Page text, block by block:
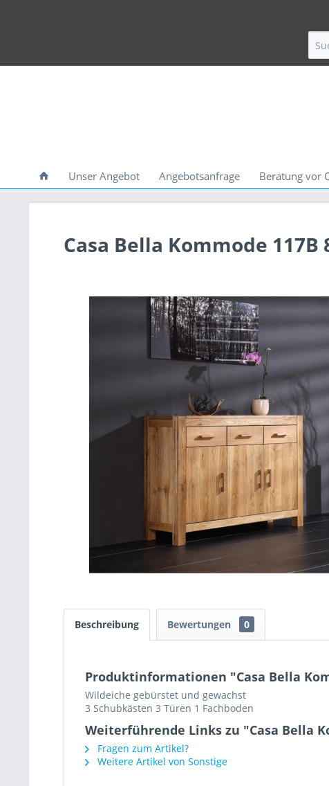
Unser Angebot Angebotsanfrage Beratung vor
Casa Bella Kommode 117B
Beschreibung Bewertungen 0
Produktinformationen "Casa Bella
Wildeiche gebürstet und gewachst
3 Schubkästen 3 Türen 1 Fachboden
Weiterführende Links zu "Casa Bella
Fragen zum Artikel?
Weitere Artikel von Sonstige